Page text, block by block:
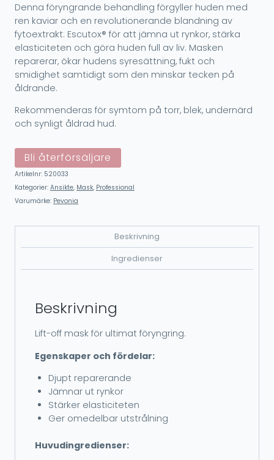
Denna föryngrande behandling förgyller huden med
ren kaviar och en revolutionerande blandning av
fytoextrakt: Escutox® för att jämna ut rynkor, stärka
elasticiteten och göra huden full av liv. Masken
reparerar, ökar hudens syresättning, fukt och
smidighet samtidigt som den minskar tecken på
åldrande.
Rekommenderas för symtom på torr, blek, undernärd
och synligt åldrad hud.
Bli återförsäljare
Artikelnr: 520033
Kategorier: Ansikte, Mask, Professional
Varumärke: Pevonia
Beskrivning
Ingredienser
Beskrivning
Lift-off mask för ultimat föryngring.
Egenskaper och fördelar:
Djupt reparerande
Jämnar ut rynkor
Stärker elasticiteten
Ger omedelbar utstrålning
Huvudingredienser: